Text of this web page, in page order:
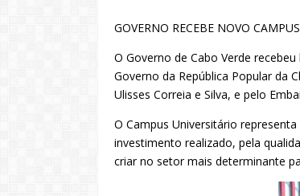
GOVERNO RECEBE NOVO
O Governo de Cabo Verde
Governo da República Popular da
Ulisses Correia e Silva, e pelo
O Campus Universitário
investimento realizado, pela
criar no setor mais determinante